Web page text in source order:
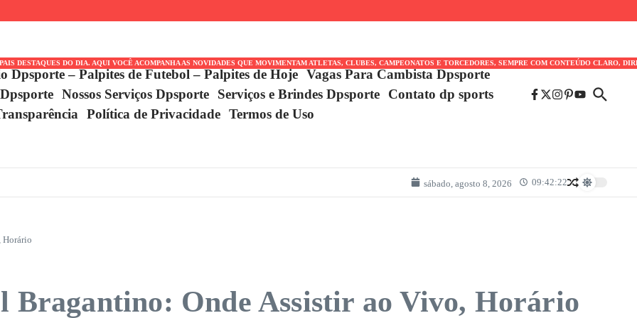
Ruud Pela
DO DIA. AQUI VOCÊ ACOMPANHA AS NOVIDADES QUE MOVIMENTAM ATLETAS, CLUBES, CAMPEONATOS E TORCEDORES, SEMPRE COM CONTEÚDO CLARO,
Dpsporte – Palpites de Futebol – Palpites de Hoje Vagas Para Cambista Dpsporte
Nossos Serviços Dpsporte Serviços e Brindes Dpsporte
Contato dp sports
Política de Privacidade Termos de Uso
sábado, agosto 8, 2026 09:42:22
Horário
Bragantino: Onde Assistir ao Vivo, Horário